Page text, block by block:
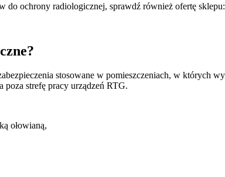
do ochrony radiologicznej, sprawdź również ofertę sklepu:
stosowane w pomieszczeniach, w których
poza strefę pracy urządzeń RTG.
ołowianą,